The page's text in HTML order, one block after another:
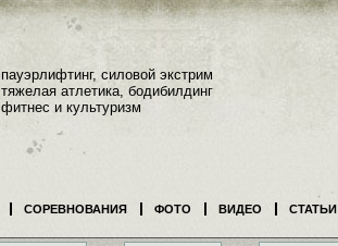
пауэрлифтинг, силовой экстрим
тяжелая атлетика, бодибилдинг
фитнес и культуризм
СОРЕВНОВАНИЯ ФОТО ВИДЕО СТАТЬИ